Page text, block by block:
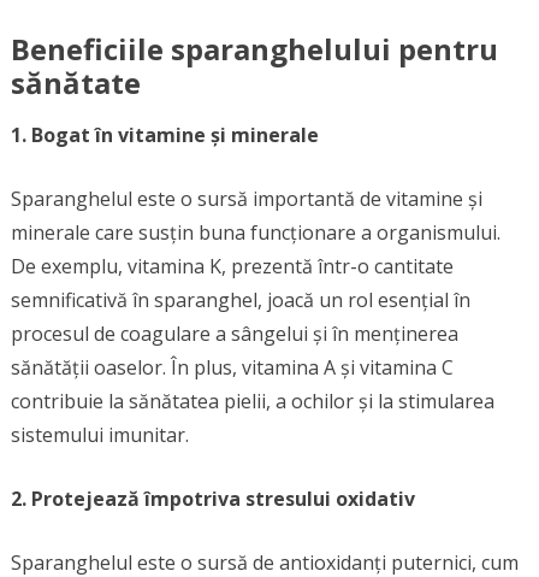
Beneficiile sparanghelului pentru
sănătate
1. Bogat în vitamine și minerale
Sparanghelul este o sursă importantă de vitamine și
minerale care susțin buna funcționare a organismului.
De exemplu, vitamina K, prezentă într-o cantitate
semnificativă în sparanghel, joacă un rol esențial în
procesul de coagulare a sângelui și în menținerea
sănătății oaselor. În plus, vitamina A și vitamina C
contribuie la sănătatea pielii, a ochilor și la stimularea
sistemului imunitar.
2. Protejează împotriva stresului oxidativ
Sparanghelul este o sursă de antioxidanți puternici, cum